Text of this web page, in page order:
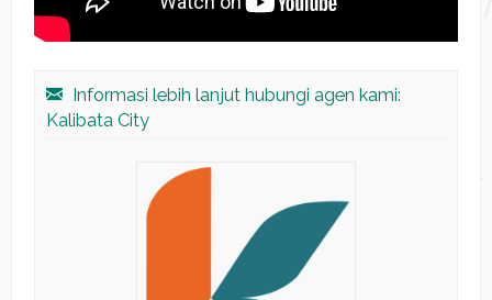
Informasi lebih lanjut hubungi agen kami:
Kalibata City